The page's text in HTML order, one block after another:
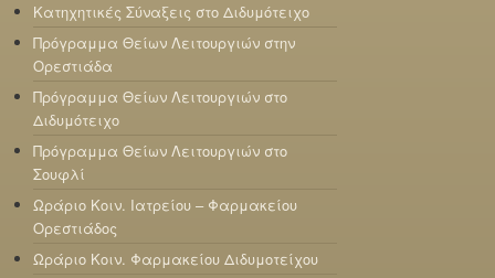
Κατηχητικές Σύναξεις στο Διδυμότειχο
Πρόγραμμα Θείων Λειτουργιών στην
Ορεστιάδα
Πρόγραμμα Θείων Λειτουργιών στο
Διδυμότειχο
Πρόγραμμα Θείων Λειτουργιών στο
Σουφλί
Ωράριο Κοιν. Ιατρείου – Φαρμακείου
Ορεστιάδος
Ωράριο Κοιν. Φαρμακείου Διδυμοτείχου